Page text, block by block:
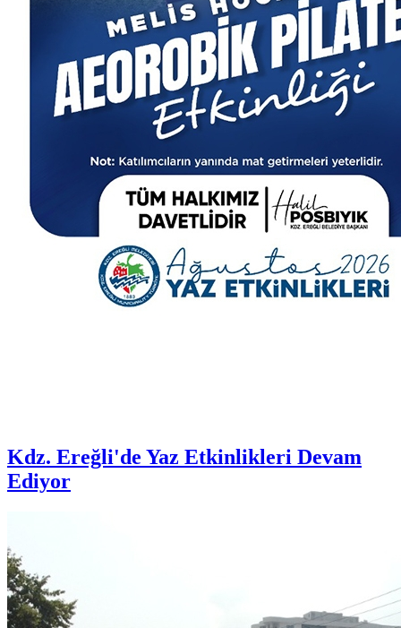
Kdz. Ereğli'de Yaz Etkinlikleri Devam
Ediyor